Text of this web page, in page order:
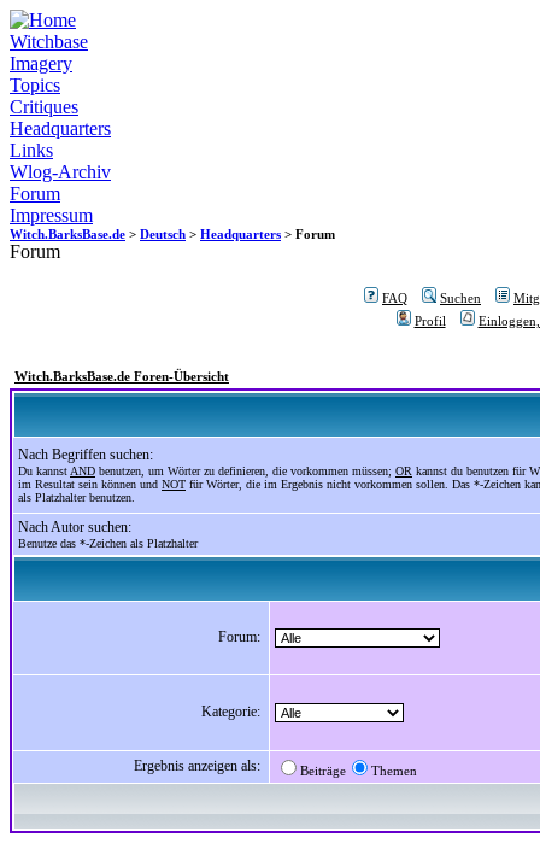
Witchbase
Imagery
Topics
Critiques
Headquarters
Links
Wlog-Archiv
Forum
Impressum
Witch.BarksBase.de > Deutsch > Headquarters > Forum
Forum
FAQ Suchen
Profil
Witch.BarksBase.de Foren-Übersicht
Nach Begriffen suchen:
Du kannst AND benutzen, um Wörter zu definieren, die vorkommen müssen; OR kannst du benutzen für
im Resultat sein können und NOT für Wörter, die im Ergebnis nicht vorkommen sollen. Das *-Zeichen
als Platzhalter benutzen.
Nach Autor suchen:
Benutze das *-Zeichen als Platzhalter
Forum:
Kategorie:
Ergebnis anzeigen als: Beiträge Themen